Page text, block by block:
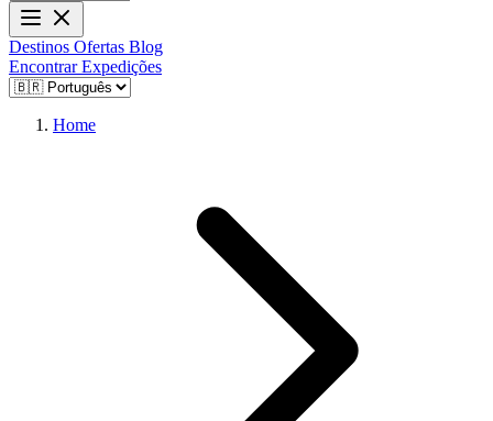
Destinos Ofertas Blog
Encontrar Expedições
Home